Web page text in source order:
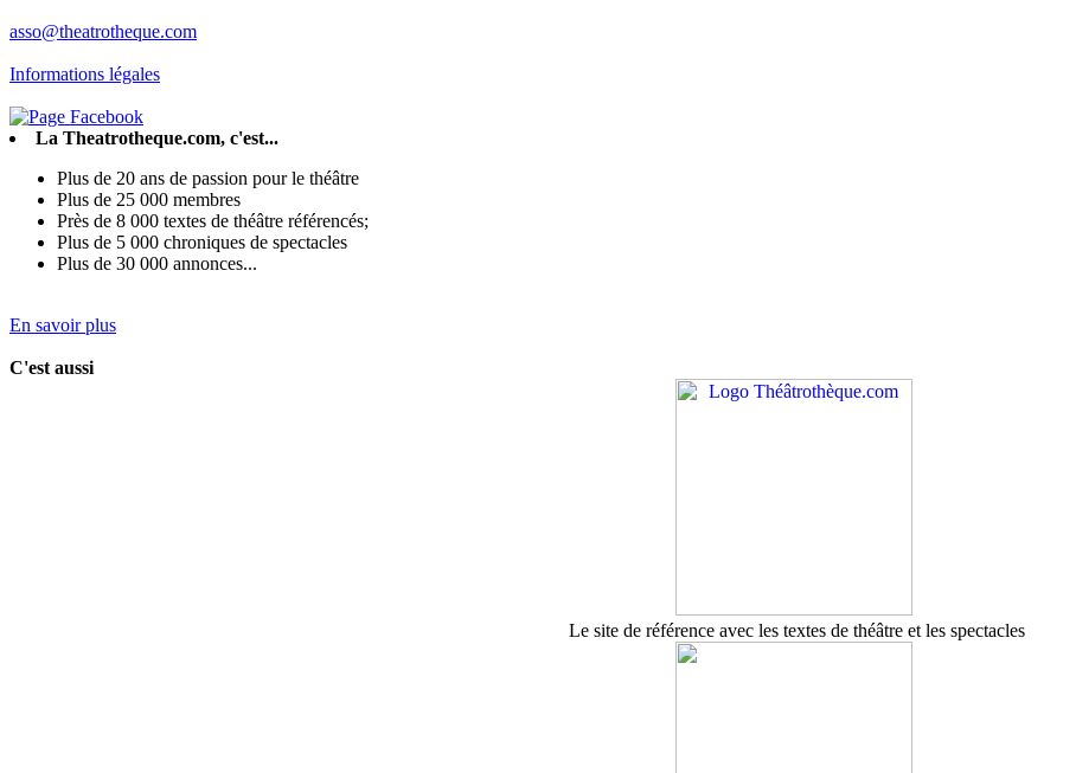
asso@theatrotheque.com
Informations légales
La Theatrotheque.com, c'est...
Plus de 20 ans de passion pour le théâtre
Plus de 25 000 membres
Près de 8 000 textes de théâtre référencés;
Plus de 5 000 chroniques de spectacles
Plus de 30 000 annonces...
En savoir plus
C'est aussi
Le site de référence avec les textes de théâtre et les spectacles